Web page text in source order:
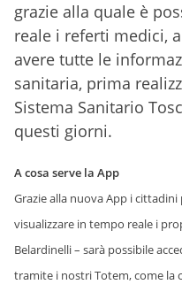
grazie alla quale è
reale i referti medici,
avere tutte le
sanitaria, prima
Sistema Sanitario
questi giorni.
A cosa serve la App
Grazie alla nuova App i
visualizzare in tempo reale i
Belardinelli – sarà possibile
tramite i nostri Totem, come la